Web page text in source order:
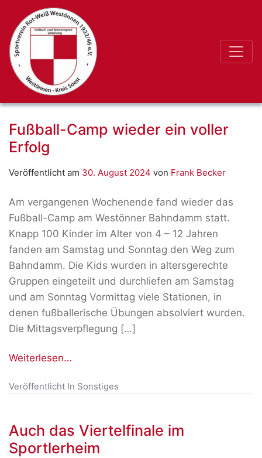
Fußball-Camp wieder ein voller
Erfolg
Veröffentlicht am 30. August 2024 von Frank Becker
Am vergangenen Wochenende fand wieder das
Fußball-Camp am Westönner Bahndamm statt.
Knapp 100 Kinder im Alter von 4 – 12 Jahren
fanden am Samstag und Sonntag den Weg zum
Bahndamm. Die Kids wurden in altersgerechte
Gruppen eingeteilt und durchliefen am Samstag
und am Sonntag Vormittag viele Stationen, in
denen fußballerische Übungen absolviert wurden.
Die Mittagsverpflegung […]
Weiterlesen…
Veröffentlicht In Sonstiges
Auch das Viertelfinale im
Sportlerheim